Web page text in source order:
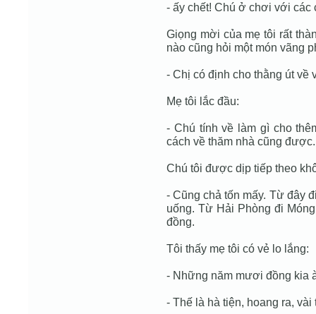
- ấy chết! Chú ở chơi với các
Giọng mời của mẹ tôi rất
nào cũng hỏi một món vãng
- Chị có định cho thằng út về
Mẹ tôi lắc đầu:
- Chú tính về làm gì cho
cách về thăm nhà cũng được.
Chú tôi được dịp tiếp theo
- Cũng chả tốn mấy. Từ đây
uống. Từ Hải Phòng đi
đồng.
Tôi thấy mẹ tôi có vẻ lo lắng:
- Những năm mươi đồng kia
- Thế là hà tiện, hoang ra, vài